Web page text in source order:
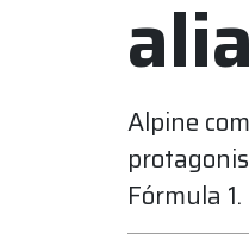
Alpine
Fórmula 1.